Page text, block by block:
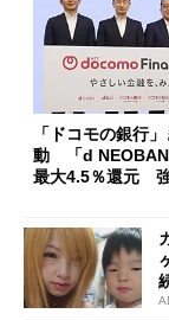
「ドコモの銀行
動 「d
最大4.5％還元